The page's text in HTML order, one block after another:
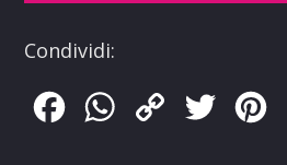
Condividi:
FacebookWhatsApp
Copy
Twitter